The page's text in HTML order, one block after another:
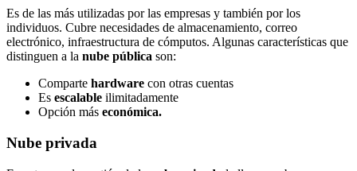
Es de las más utilizadas por las empresas y también por los
individuos. Cubre necesidades de almacenamiento, correo
electrónico, infraestructura de cómputos. Algunas características que
distinguen a la nube pública son:
Comparte hardware con otras cuentas
Es escalable ilimitadamente
Opción más económica.
Nube privada